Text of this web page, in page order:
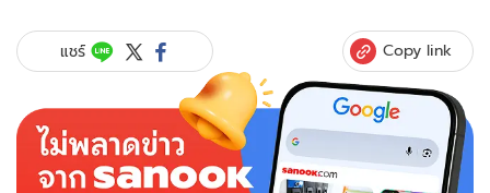
แชร์ Copy link